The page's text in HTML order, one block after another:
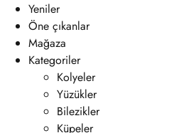
Yeniler
Öne çıkanlar
Mağaza
Kategoriler
Kolyeler
Yüzükler
Bilezikler
Küpeler